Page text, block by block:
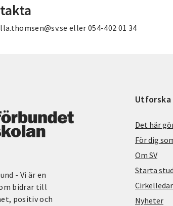
eller 054-402 01 34
- Vi är en
bidrar till
positiv och
Utforska
Det här
För dig
Om SV
Starta
Nyheter